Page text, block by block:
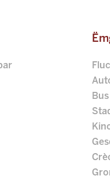
Bus